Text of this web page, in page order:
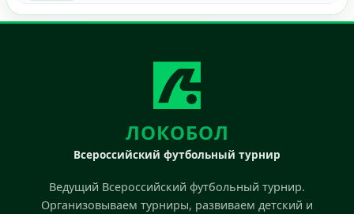
ЛОКОБОЛ
Всероссийский футбольный турнир
Ведущий Всероссийский футбольный турнир.
Организовываем турниры, развиваем детский и